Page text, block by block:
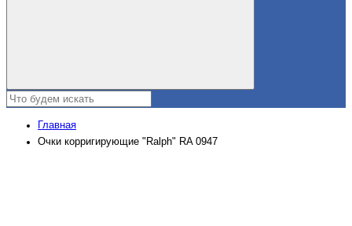
Главная
Очки корригирующие "Ralph" RA 0947